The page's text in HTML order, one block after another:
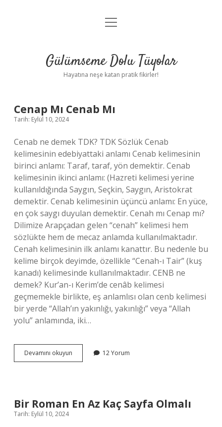
Anasayfa
Yasal Uyarı
menüyü
Gülümseme Dolu Tüyolar
Hayatına neşe katan pratik fikirler!
Gülümseme
Dolu
Tüyolar
Yazılar
Cenap Mı Cenab Mı
Tarih: Eylül 10, 2024
Cenab ne demek TDK? TDK Sözlük Cenab
kelimesinin edebiyattaki anlamı Cenab kelimesinin
birinci anlamı: Taraf, taraf, yön demektir. Cenab
kelimesinin ikinci anlamı: (Hazreti kelimesi yerine
kullanıldığında Saygın, Seçkin, Saygın, Aristokrat
demektir. Cenab kelimesinin üçüncü anlamı: En yüce,
en çok saygı duyulan demektir. Cenah mı Cenap mı?
Dilimize Arapçadan gelen “cenah” kelimesi hem
sözlükte hem de mecaz anlamda kullanılmaktadır.
Cenah kelimesinin ilk anlamı kanattır. Bu nedenle bu
kelime birçok deyimde, özellikle “Cenah-ı Tair” (kuş
kanadı) kelimesinde kullanılmaktadır. CENB ne
demek? Kur’an-ı Kerim’de cenâb kelimesi
geçmemekle birlikte, eş anlamlısı olan cenb kelimesi
bir yerde “Allah’ın yakınlığı, yakınlığı” veya “Allah
yolu” anlamında, iki…
Devamını okuyun
Mı
12 Yorum
Bir Roman En Az Kaç Sayfa Olmalı
Tarih: Eylül 10, 2024